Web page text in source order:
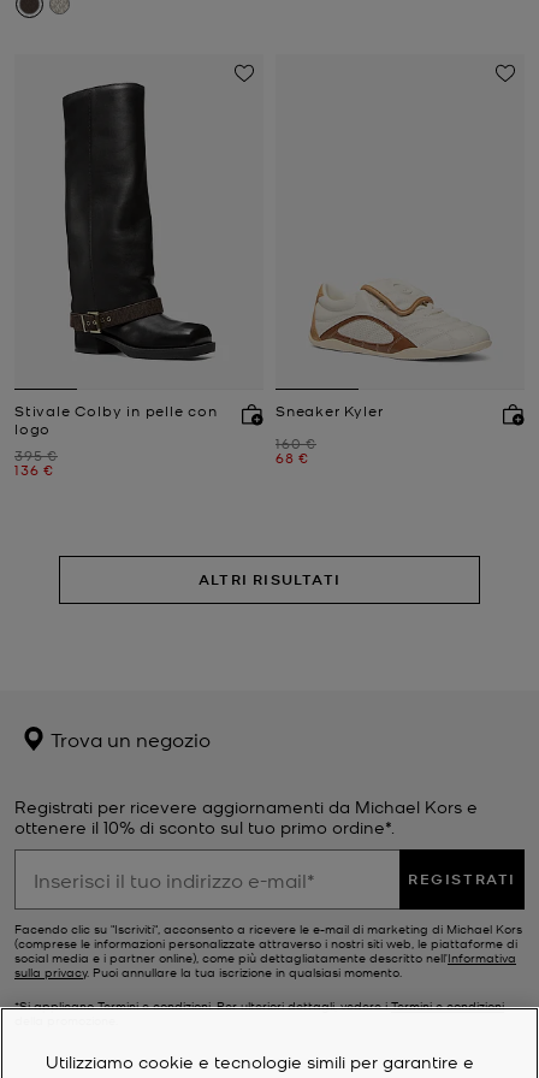
Stivale Colby in pelle con
logo
Prezzo iniziale
395 €
Prezzo attuale
136 €
Sneaker Kyler
Prezzo iniziale
160 €
Prezzo attuale
68 €
ALTRI RISULTATI
Trova un negozio
Registrati per ricevere aggiornamenti da Michael Kors e
ottenere il 10% di sconto sul tuo primo ordine*.
REGISTRATI
Facendo clic su "Iscriviti", acconsento a ricevere le e-mail di marketing di Michael Kors
(comprese le informazioni personalizzate attraverso i nostri siti web, le piattaforme di
social media e i partner online), come più dettagliatamente descritto nell’Informativa
sulla privacy. Puoi annullare la tua iscrizione in qualsiasi momento.
*Si applicano Termini e condizioni. Per ulteriori dettagli, vedere iTermini e condizioni
Utilizziamo cookie e tecnologie simili per garantire e